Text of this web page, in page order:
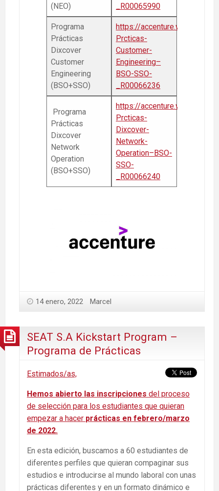
(NEO)
_R00065990
Programa
Prácticas
Dixcover
Customer
Engineering
(BSO+SSO)
https://
Prcticas-
Customer-
Engineering–
BSO-SSO-
_R00066236
Programa
Prácticas
Dixcover
Network
Operation
(BSO+SSO)
https://
Prcticas-
Dixcover-
Network-
Operation–BSO-
SSO-
_R00066240
14 enero, 2022 Marcel
SEAT S.A Kickstart Program –
Programa de Prácticas
Estimados/as,
Hemos abierto las inscripciones del proceso
de selección para los estudiantes que quieran
empezar a hacer prácticas en febrero/marzo
de 2022.
En esta edición, buscamos a 60 estudiantes de
diferentes perfiles que quieran compaginar sus
estudios e introducirse al mundo laboral con unas
prácticas diferentes y en un formato dinámico e